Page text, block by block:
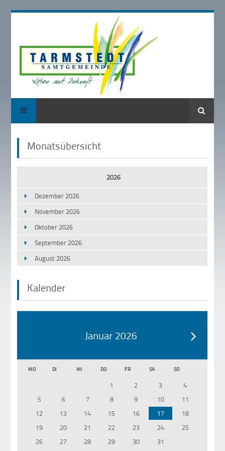
Suche
Monatsübersicht
2026
Dezember 2026
November 2026
Oktober 2026
September 2026
August 2026
Kalender
Januar 2026
MO DI MI DO FR SA SO
1 2 3
4
5
6 7 8 9 10
11
12
13 14 15 16 17
18
19
20 21 22 23 24
25
26
27 28 29 30 31